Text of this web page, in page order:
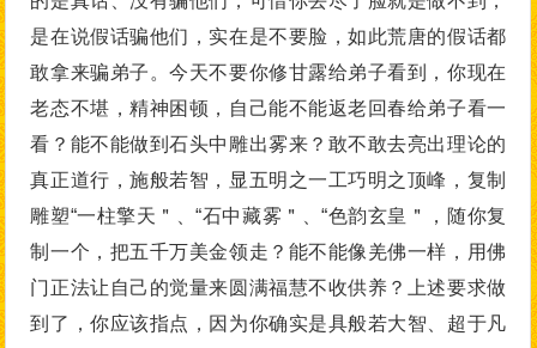
是在说假话骗他们，实在是不要脸，如此荒唐的假话都
敢拿来骗弟子。今天不要你修甘露给弟子看到，你现在
老态不堪，精神困顿，自己能不能返老回春给弟子看一
看？能不能做到石头中雕出雾来？敢不敢去亮出理论的
真正道行，施般若智，显五明之一工巧明之顶峰，复制
雕塑“一柱擎天＂、“石中藏雾＂、“色韵玄皇＂，随你复
制一个，把五千万美金领走？能不能像羌佛一样，用佛
门正法让自己的觉量来圆满福慧不收供养？上述要求做
到了，你应该指点，因为你确实是具般若大智、超于凡